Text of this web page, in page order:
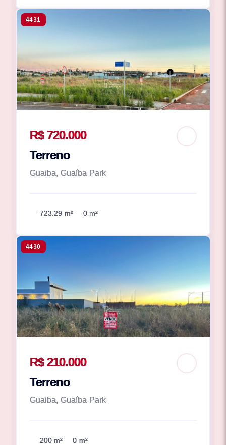
4431
R$ 720.000
Terreno
Guaiba, Guaíba Park
723.29 m² 0 m²
4430
R$ 210.000
Terreno
Guaiba, Guaíba Park
200 m² 0 m²